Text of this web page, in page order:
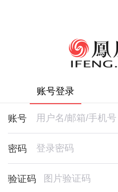
账号登录
账号
密码
验证码